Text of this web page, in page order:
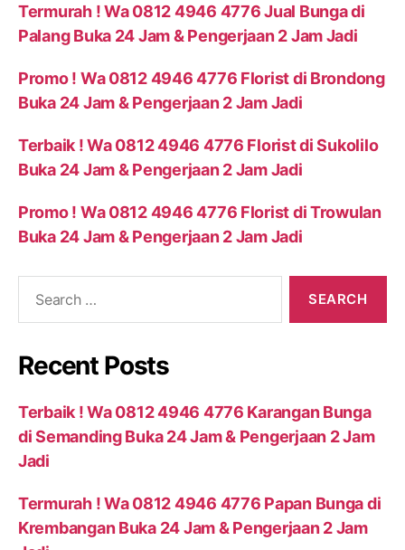
Termurah ! Wa 0812 4946 4776 Jual Bunga di
Palang Buka 24 Jam & Pengerjaan 2 Jam Jadi
Promo ! Wa 0812 4946 4776 Florist di Brondong
Buka 24 Jam & Pengerjaan 2 Jam Jadi
Terbaik ! Wa 0812 4946 4776 Florist di Sukolilo
Buka 24 Jam & Pengerjaan 2 Jam Jadi
Promo ! Wa 0812 4946 4776 Florist di Trowulan
Buka 24 Jam & Pengerjaan 2 Jam Jadi
Recent Posts
Terbaik ! Wa 0812 4946 4776 Karangan Bunga
di Semanding Buka 24 Jam & Pengerjaan 2 Jam
Jadi
Termurah ! Wa 0812 4946 4776 Papan Bunga di
Krembangan Buka 24 Jam & Pengerjaan 2 Jam